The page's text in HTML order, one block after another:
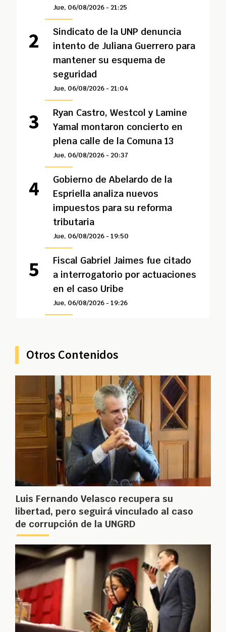
Jue, 06/08/2026 - 21:25
Sindicato de la UNP denuncia
intento de Juliana Guerrero para
mantener su esquema de
seguridad
Jue, 06/08/2026 - 21:04
Ryan Castro, Westcol y Lamine
Yamal montaron concierto en
plena calle de la Comuna 13
Jue, 06/08/2026 - 20:37
Gobierno de Abelardo de la
Espriella analiza nuevos
impuestos para su reforma
tributaria
Jue, 06/08/2026 - 19:50
Fiscal Gabriel Jaimes fue citado
a interrogatorio por actuaciones
en el caso Uribe
Jue, 06/08/2026 - 19:26
Otros Contenidos
Luis Fernando Velasco recupera su
libertad, pero seguirá vinculado al caso
de corrupción de la UNGRD